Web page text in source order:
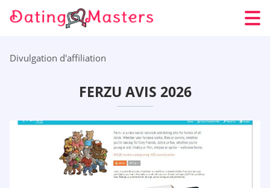
Divulgation d'affiliation
FERZU AVIS 2026